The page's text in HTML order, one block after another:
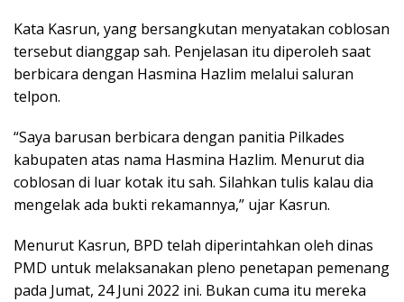
Kata Kasrun, yang bersangkutan menyatakan coblosan
tersebut dianggap sah. Penjelasan itu diperoleh saat
berbicara dengan Hasmina Hazlim melalui saluran
telpon.
“Saya barusan berbicara dengan panitia Pilkades
kabupaten atas nama Hasmina Hazlim. Menurut dia
coblosan di luar kotak itu sah. Silahkan tulis kalau dia
mengelak ada bukti rekamannya,” ujar Kasrun.
Menurut Kasrun, BPD telah diperintahkan oleh dinas
PMD untuk melaksanakan pleno penetapan pemenang
pada Jumat, 24 Juni 2022 ini. Bukan cuma itu mereka